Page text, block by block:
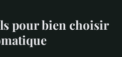
pour bien choisir